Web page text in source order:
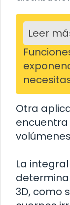
Leer
Otra
La
3D, como